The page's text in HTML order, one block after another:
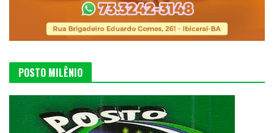
POSTO MILÊNIO